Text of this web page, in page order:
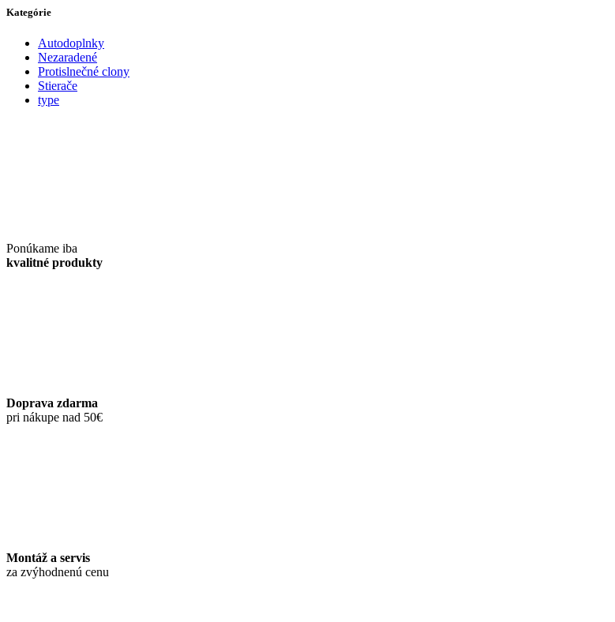
Kategórie
Autodoplnky
Nezaradené
Protislnečné clony
Stierače
type
Ponúkame iba
kvalitné produkty
Doprava zdarma
pri nákupe nad 50€
Montáž a servis
za zvýhodnenú cenu